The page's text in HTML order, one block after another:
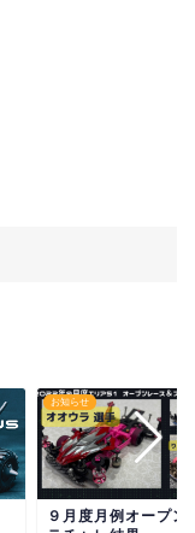
お知らせ
９月度月例オープン